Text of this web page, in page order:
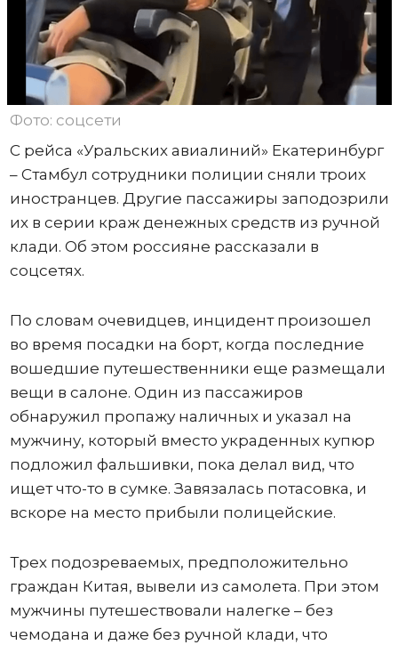
Фото: соцсети
С рейса «Уральских авиалиний» Екатеринбург
– Стамбул сотрудники полиции сняли троих
иностранцев. Другие пассажиры заподозрили
их в серии краж денежных средств из ручной
клади. Об этом россияне рассказали в
соцсетях.
По словам очевидцев, инцидент произошел
во время посадки на борт, когда последние
вошедшие путешественники еще размещали
вещи в салоне. Один из пассажиров
обнаружил пропажу наличных и указал на
мужчину, который вместо украденных купюр
подложил фальшивки, пока делал вид, что
ищет что-то в сумке. Завязалась потасовка, и
вскоре на место прибыли полицейские.
Трех подозреваемых, предположительно
граждан Китая, вывели из самолета. При этом
мужчины путешествовали налегке – без
чемодана и даже без ручной клади, что